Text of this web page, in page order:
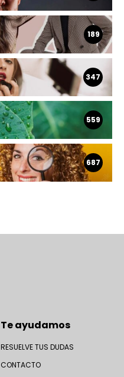
189
347
559
687
Te ayudamos
RESUELVE TUS DUDAS
CONTACTO